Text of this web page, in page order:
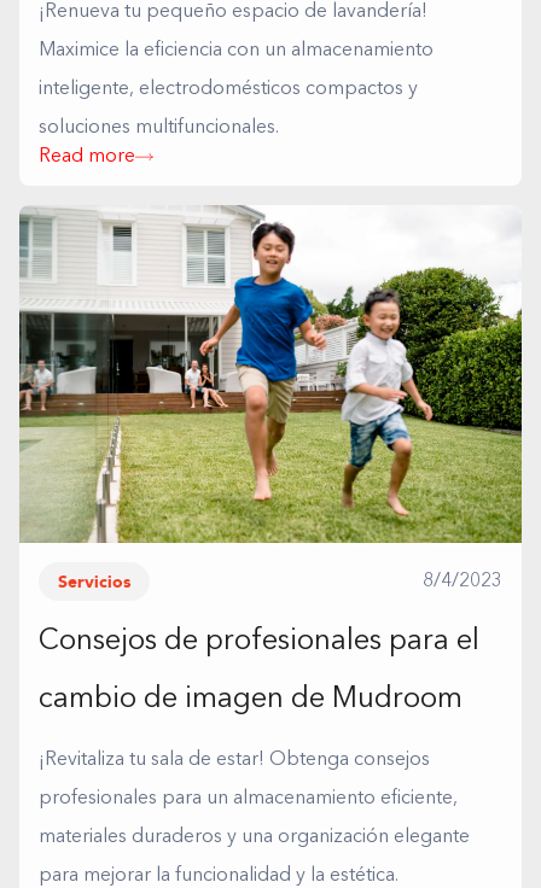
¡Renueva tu pequeño espacio de lavandería!
Maximice la eficiencia con un almacenamiento
inteligente, electrodomésticos compactos y
soluciones multifuncionales.
Read more
Servicios 8/4/2023
Consejos de profesionales para el
cambio de imagen de Mudroom
¡Revitaliza tu sala de estar! Obtenga consejos
profesionales para un almacenamiento eficiente,
materiales duraderos y una organización elegante
para mejorar la funcionalidad y la estética.